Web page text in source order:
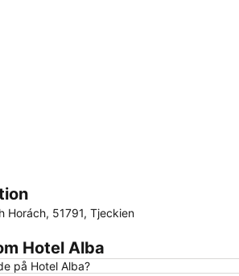
Horách, 51791, Tjeckien
Hotel Alba
på Hotel Alba?